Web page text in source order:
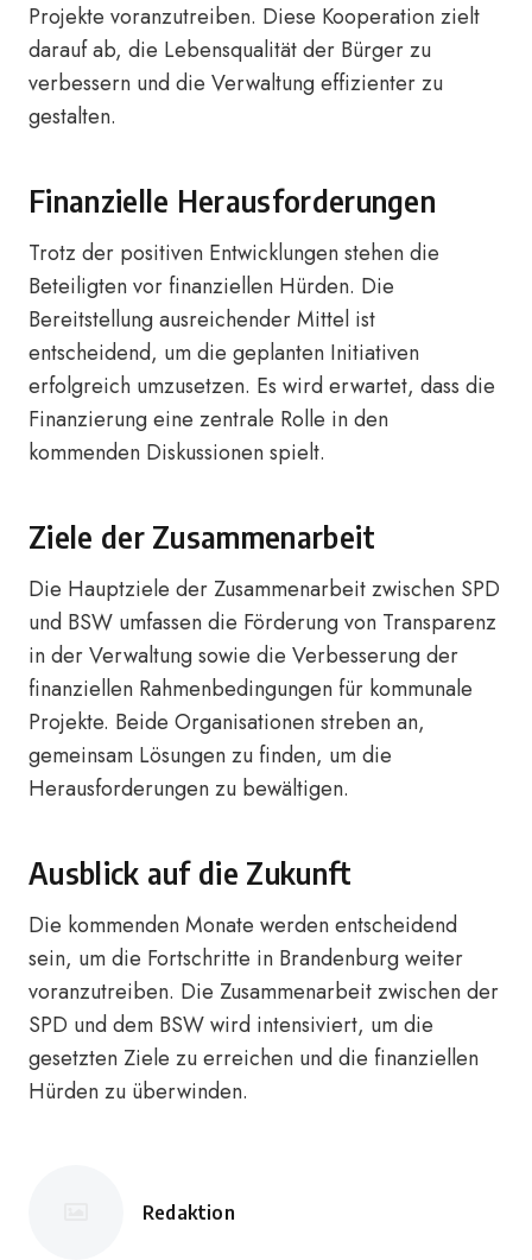
Projekte voranzutreiben. Diese Kooperation zielt
darauf ab, die Lebensqualität der Bürger zu
verbessern und die Verwaltung effizienter zu
gestalten.
Finanzielle Herausforderungen
Trotz der positiven Entwicklungen stehen die
Beteiligten vor finanziellen Hürden. Die
Bereitstellung ausreichender Mittel ist
entscheidend, um die geplanten Initiativen
erfolgreich umzusetzen. Es wird erwartet, dass die
Finanzierung eine zentrale Rolle in den
kommenden Diskussionen spielt.
Ziele der Zusammenarbeit
Die Hauptziele der Zusammenarbeit zwischen SPD
und BSW umfassen die Förderung von Transparenz
in der Verwaltung sowie die Verbesserung der
finanziellen Rahmenbedingungen für kommunale
Projekte. Beide Organisationen streben an,
gemeinsam Lösungen zu finden, um die
Herausforderungen zu bewältigen.
Ausblick auf die Zukunft
Die kommenden Monate werden entscheidend
sein, um die Fortschritte in Brandenburg weiter
voranzutreiben. Die Zusammenarbeit zwischen der
SPD und dem BSW wird intensiviert, um die
gesetzten Ziele zu erreichen und die finanziellen
Hürden zu überwinden.
Posted
Redaktion